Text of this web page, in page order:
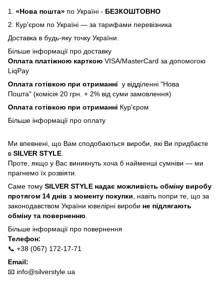
1. «Нова пошта» по Україні - БЕЗКОШТОВНО
2.
Кур'єром по Україні — за тарифами перевізника
Доставка в будь-яку точку України.
Більше інформації про доставку
Оплата платіжною карткою VISA/MasterCard за допомогою
LiqPay
Оплата готівкою при отриманні у відділенні "Нова
Пошта" (комісія 20 грн. + 2% від суми замовлення)
Оплата готівкою при отриманні Кур'єром
Більше інформації про оплату
Ми впевнені, що Вам сподобаються вироби, які Ви придбаєте
в SILVER STYLE
Проте, якщо у Вас виникнуть хоча б найменші сумніви — ми
прагнемо їх розвіяти.
Саме тому SILVER STYLE надає можливість обміну виробу
протягом 14 днів з моменту покупки , навіть попри те, що за
законодавством України ювелірні вироби не підлягають
обміну та поверненню
Більше інформації про повернення
Телефон:
📞 +38 (067) 172-17-71
Email:
📧 info@silverstyle.ua